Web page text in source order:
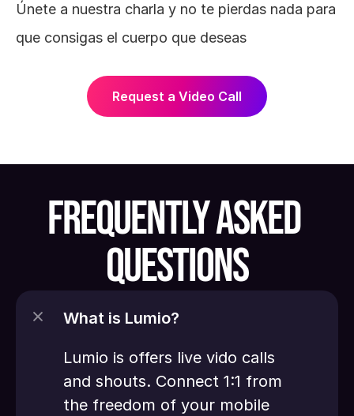
Únete a nuestra charla y no te pierdas nada para
que consigas el cuerpo que deseas
FREQUENTLY ASKED
QUESTIONS
What is Lumio?
Lumio is offers live vido calls
and shouts. Connect 1:1 from
the freedom of your mobile
Request a Video Call